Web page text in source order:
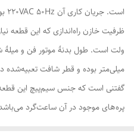
گفتنی است که جنس سیم‌پیچ این
پره‌های موجود در آن ساعت‌گرد